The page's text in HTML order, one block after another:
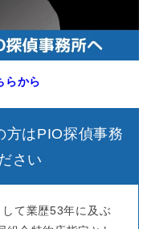
らから
方はPIO探偵事務
さい
て業歴53年に及ぶ